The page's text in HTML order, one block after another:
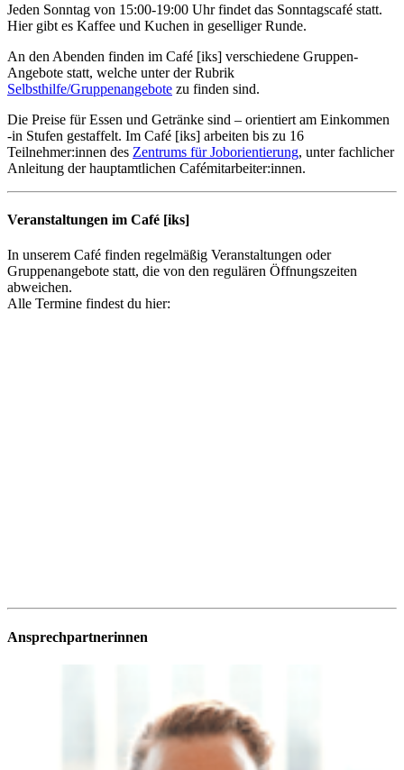
Jeden Sonntag von 15:00-19:00 Uhr findet das Sonntagscafé statt.
Hier gibt es Kaffee und Kuchen in geselliger Runde.
An den Abenden finden im Café [iks] verschiedene Gruppen-
Angebote statt, welche unter der Rubrik
Selbsthilfe/Gruppenangebote zu finden sind.
Die Preise für Essen und Getränke sind – orientiert am Einkommen
-in Stufen gestaffelt. Im Café [iks] arbeiten bis zu 16
Teilnehmer:innen des Zentrums für Joborientierung, unter fachlicher
Anleitung der hauptamtlichen Cafémitarbeiter:innen.
Veranstaltungen im Café [iks]
In unserem Café finden regelmäßig Veranstaltungen oder
Gruppenangebote statt, die von den regulären Öffnungszeiten
abweichen.
Alle Termine findest du hier:
Ansprechpartnerinnen